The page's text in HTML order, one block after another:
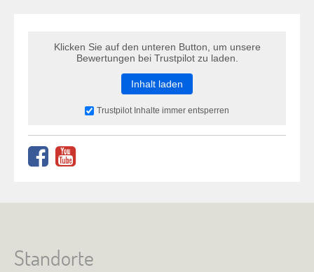
Klicken Sie auf den unteren Button, um unsere
Bewertungen bei Trustpilot zu laden.
Inhalt laden
Trustpilot Inhalte immer entsperren
Standorte